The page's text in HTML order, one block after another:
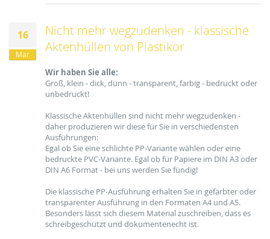
16
Mar
Nicht mehr wegzudenken - klassische
Aktenhüllen von Plastikor
Wir haben Sie alle:
Groß, klein - dick, dünn - transparent, farbig - bedruckt oder
unbedruckt!
Klassische Aktenhüllen sind nicht mehr wegzudenken -
daher produzieren wir diese für Sie in verschiedensten
Ausführungen:
Egal ob Sie eine schlichte PP-Variante wählen oder eine
bedruckte PVC-Variante. Egal ob für Papiere im DIN A3 oder
DIN A6 Format - bei uns werden Sie fündig!
Die klassische PP-Ausführung erhalten Sie in gefärbter oder
transparenter Ausführung in den Formaten A4 und A5.
Besonders lässt sich diesem Material zuschreiben, dass es
schreibgeschützt und dokumentenecht ist.